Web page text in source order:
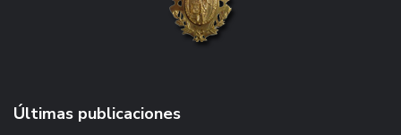
Últimas publicaciones